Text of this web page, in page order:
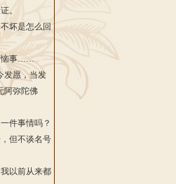
。
坏是怎么回
恼事……
发愿，当发
阿弥陀佛
件事情吗？
但不谈名号
以前从来都